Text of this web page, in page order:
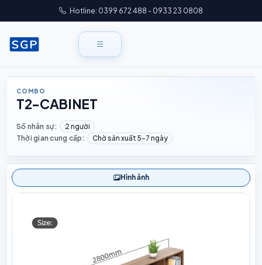
Hotline: 0399 672 488 - 0933 23 0808
COMBO
T2-CABINET
Số nhân sự:
2 người
Thời gian cung cấp:
Chờ sản xuất 5–7 ngày
Hình ảnh